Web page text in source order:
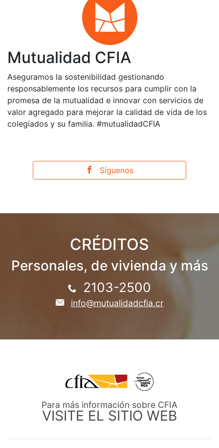
Mutualidad CFIA
Aseguramos la sostenibilidad gestionando
responsablemente los recursos para cumplir con la
promesa de la mutualidad e innovar con servicios de
valor agregado para mejorar la calidad de vida de los
colegiados y su familia. #mutualidadCFIA
Síguenos
CRÉDITOS
Personales, de vivienda y más
2103-2500
info@mutualidadcfia.cr
Para más información sobre CFIA
VISITE EL SITIO WEB